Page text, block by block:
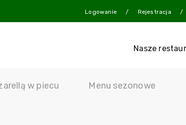
Logowanie Rejestracja
Nasze
w piecu Menu sezonowe